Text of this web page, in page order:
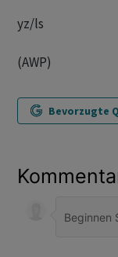
yz/ls
(AWP)
Bevorzugte